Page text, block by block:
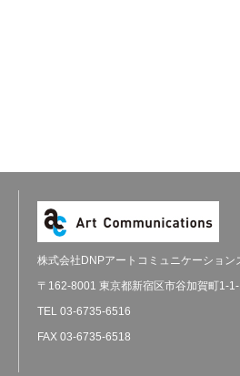
株式会社DNPアートコミュニケーション
〒162-8001 東京都新宿区市谷加賀町1-
TEL 03-6735-6516
FAX 03-6735-6518